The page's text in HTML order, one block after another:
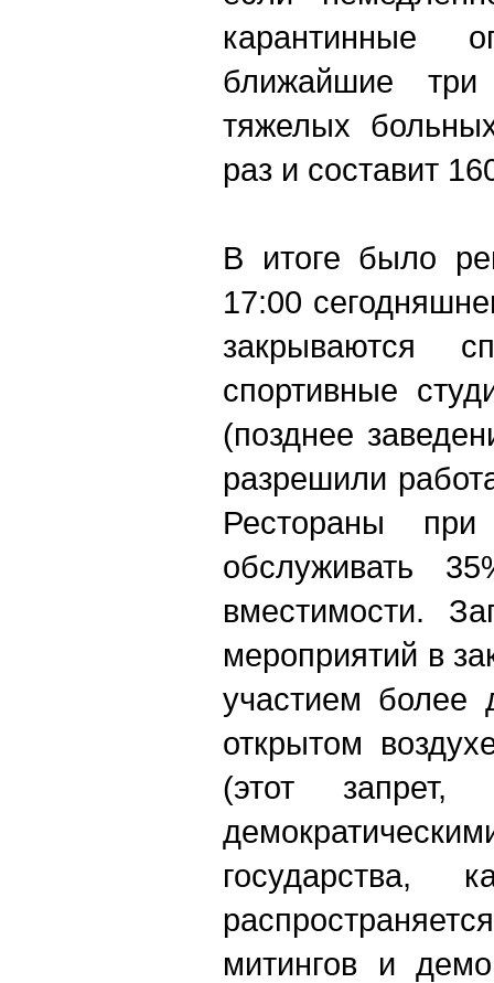
карантинные
ближайшие три
тяжелых
раз и составит
В итоге было
17:00
закрываются
спортивные
(позднее
разрешили
Рестораны при
обслуживать
вместимости.
мероприятий в
участием более
открытом
(этот запрет,
митингов и